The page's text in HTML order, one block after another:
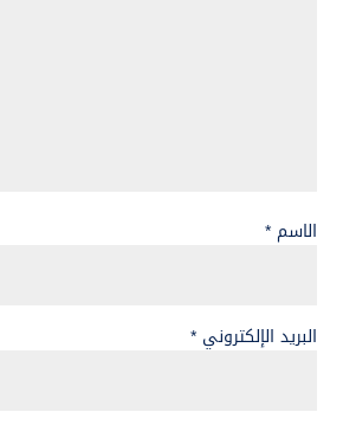
الاسم*
البريد الإلكتروني *